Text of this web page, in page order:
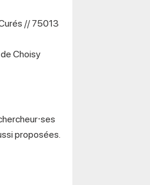
// 75013
Choisy
proposées.